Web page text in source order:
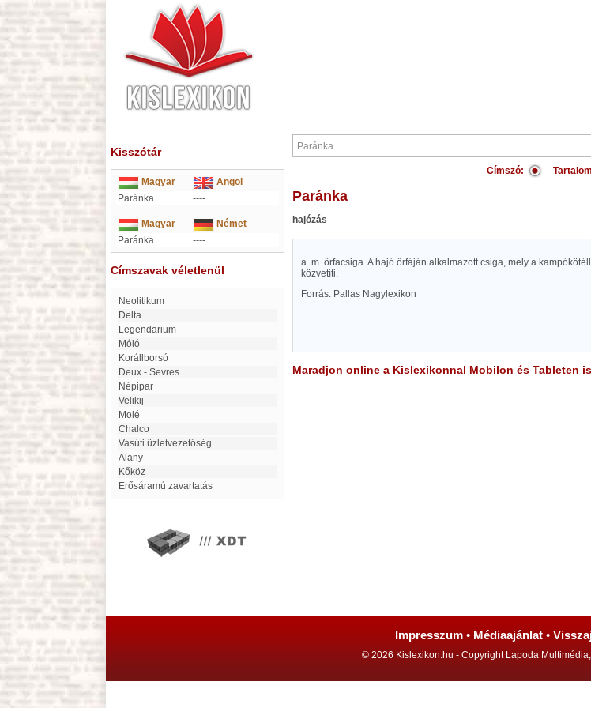
Kisszótár
Magyar
Angol
Paránka...
----
Magyar
Német
Paránka...
----
Címszavak véletlenül
Neolitikum
Delta
Legendarium
móló
Korállborsó
Deux - Sevres
Népipar
Velikij
Molé
Chalco
Vasúti üzletvezetőség
Alany
Kőköz
Erősáramú zavartatás
Címszó:
Paránka
hajózás
a. m. őrfacsiga. A hajó őrfáján alkalmazott csiga, mely a
közvetíti.
Forrás: Pallas Nagylexikon
Maradjon online a Kislexikonnal Mobilon és Tableten is
Impresszum • Médiaajánlat •
© 2026 Kislexikon.hu - Copyright Lapoda